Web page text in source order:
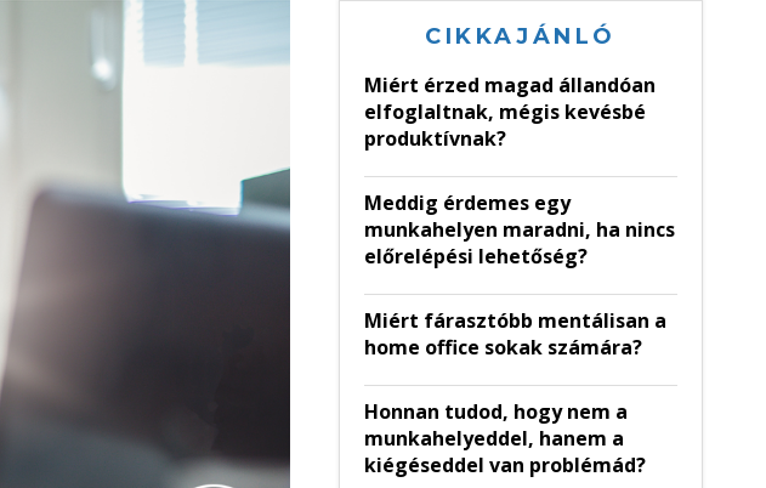
CIKKAJÁNLÓ
Miért érzed magad állandóan
elfoglaltnak, mégis kevésbé
produktívnak?
Meddig érdemes egy
munkahelyen maradni, ha nincs
előrelépési lehetőség?
Miért fárasztóbb mentálisan a
home office sokak számára?
Honnan tudod, hogy nem a
munkahelyeddel, hanem a
kiégéseddel van problémád?